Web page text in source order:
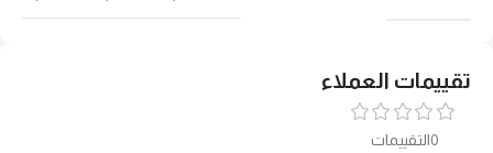
تقييمات العملاء
0التقييمات